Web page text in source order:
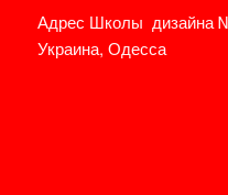
Адрес Школы дизайна
Украина, Одесса